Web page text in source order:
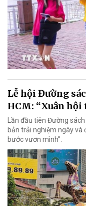
Lễ hội Đường
HCM: “Xuân
Lần đầu tiên Đường
bản trải nghiệm ngày và
bước vươn mình”.